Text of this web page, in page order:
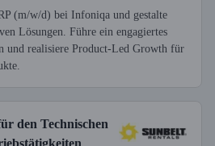
(m/w/d) bei Infoniqa und gestalte
Lösungen. Führe ein engagiertes
und realisiere Product-Led Growth für
den Technischen